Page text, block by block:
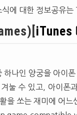
식에 대한 정보공유
iTunes
나인 양궁을 아이
눌 수 있고, 아이폰
을 쏘는 재미에 어